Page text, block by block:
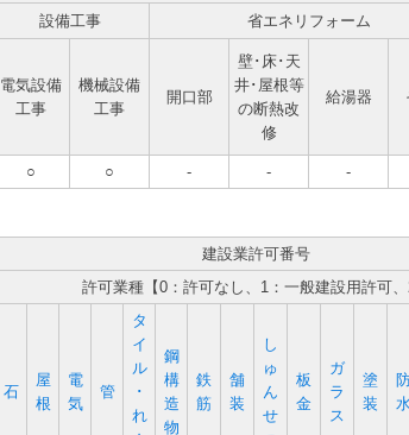
設備工事
省エネリフォーム
電気設備
工事
機械設備
工事
開口部
壁･床･天
井･屋根等
の断熱改
修
給湯器
○ ○ - - -
建設業許可番号
許可業種【0：許可なし、1：一般建設用許可、
石
屋
根
電
気
管
タ
イ
ル
･
れ
鋼
構
造
物
鉄
筋
舗
装
し
ゅ
ん
せ
板
金
ガ
ラ
ス
塗
装